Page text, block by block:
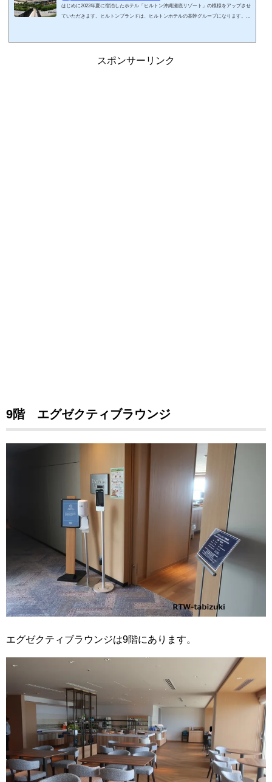
はじめに2022年夏に宿泊したホテル「ヒルトン沖縄瀬底リゾート」の模様をアップさせ
ていただきます。ヒルトンブランドは、ヒルトンホテルの基幹グループになります。名
2020年7月に森トラストによる建設、ヒルトングループの運営でホテルが開業していま
スポンサーリンク
9階 エグゼクティブラウンジ
エグゼクティブラウンジは9階にあります。